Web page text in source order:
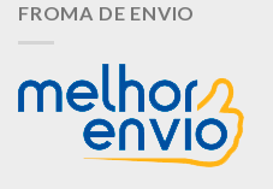
FROMA DE ENVIO